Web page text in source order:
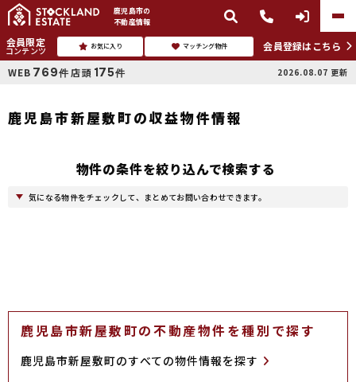
鹿児島市の
不動産情報
会員限定
コンテンツ お気に入り マッチング物件
会員登録はこちら
WEB 769件 店頭 175件 2026.08.07 更新
鹿児島市新屋敷町の収益物件情報
物件の条件を絞り込んで検索する
気になる物件をチェックして、まとめてお問い合わせできます。
鹿児島市新屋敷町の不動産物件を種別で探す
鹿児島市新屋敷町のすべての物件情報を探す